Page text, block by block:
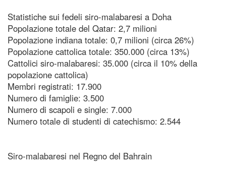
Statistiche sui fedeli siro-malabaresi a Doha
Popolazione totale del Qatar: 2,7 milioni
Popolazione indiana totale: 0,7 milioni (circa 26%)
Popolazione cattolica totale: 350.000 (circa 13%)
Cattolici siro-malabaresi: 35.000 (circa il 10% della
popolazione cattolica)
Membri registrati: 17.900
Numero di famiglie: 3.500
Numero di scapoli e single: 7.000
Numero totale di studenti di catechismo: 2.544
Siro-malabaresi nel Regno del Bahrain